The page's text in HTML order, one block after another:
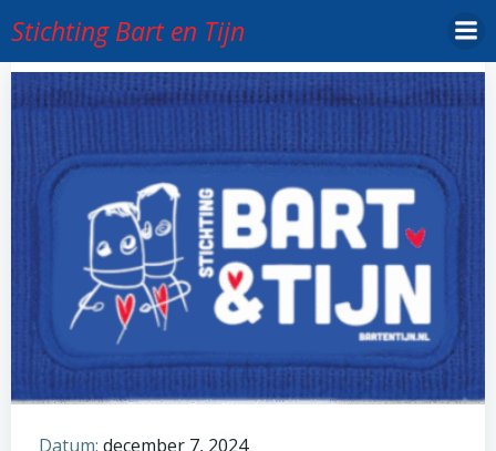
de
inhoud
Stichting Bart en Tijn
Datum: december 7, 2024